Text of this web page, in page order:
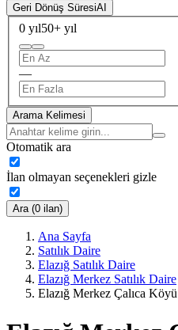
Geri Dönüş SüresiAI
0 yıl50+ yıl
—
Arama Kelimesi
Otomatik ara
İlan olmayan seçenekleri gizle
Ara (0 ilan)
Ana Sayfa
Satılık Daire
Elazığ Satılık Daire
Elazığ Merkez Satılık Daire
Elazığ Merkez Çalıca